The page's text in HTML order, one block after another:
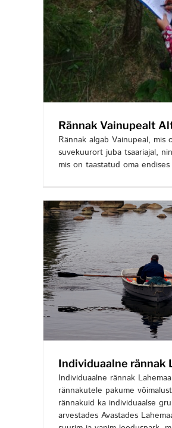
Rännak Vainupealt
Rännak algab Vainupeal, mis
suvekuurort juba tsaariajal,
mis on taastatud oma endises
Individuaalne rännak
Individuaalne rännak
rännakutele pakume
rännakuid ka individuaalse
arvestades Avastades